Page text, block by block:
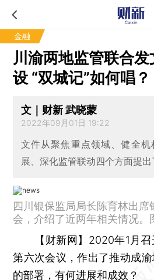
金融
川渝两地监管联合
设 “双城记”如何唱？
文｜财新 武晓蒙
2022年09月01日 19:22
文件从聚焦重点领域、健全
展、深化监管联动四个方面提
四川银保监局局长陈育林出席
会，介绍了近两年相关情况。
【财新网】 2020年1月
第六次会议，作出了推动成
的部署，有何进展和成效？